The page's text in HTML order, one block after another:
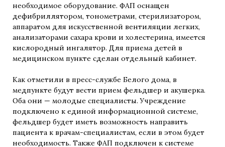
необходимое оборудование. ФАП оснащен
дефибриллятором, тонометрами, стерилизатором,
аппаратом для искусственной вентиляции легких,
анализаторами сахара крови и холестерина, имеется
кислородный ингалятор. Для приема детей в
медицинском пункте сделан отдельный кабинет.
Как отметили в пресс-службе Белого дома, в
медпункте будут вести прием фельдшер и акушерка.
Оба они — молодые специалисты. Учреждение
подключено к единой информационной системе,
фельдшер будет иметь возможность направить
пациента к врачам-специалистам, если в этом будет
необходимость. Также ФАП подключен к системе